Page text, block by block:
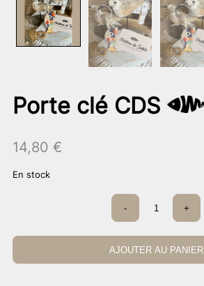
Porte clé CDS
14,80 €
En stock
quantité
Porte
clé
CDS
- +
AJOUTER AU PANIER